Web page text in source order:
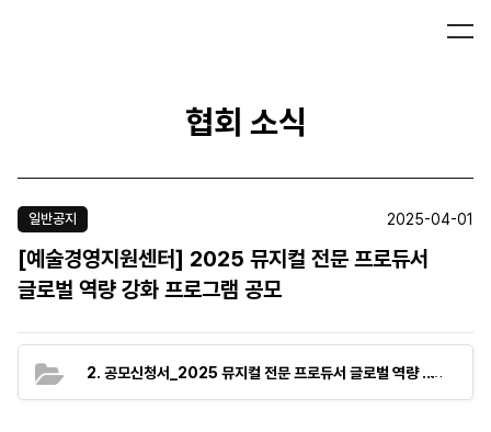
협회 소식
일반공지 2025-04-01
[예술경영지원센터] 2025 뮤지컬 전문 프로듀서
글로벌 역량 강화 프로그램 공모
2. 공모신청서_2025 뮤지컬 전문 프로듀서 글로벌 역량 강화 프로그램.hwp